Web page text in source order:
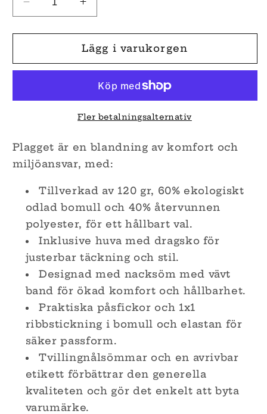
Minska
kvantitet
för
Eco
tröja
|
Econscious
EC1085
Öka
kvantitet
för
Unisex
Eco
långärmad
tröja
med
|
Econscious
EC1085
Lägg i varukorgen
Fler betalningsalternativ
Plagget är en blandning av komfort och
miljöansvar, med:
Tillverkad av 120 gr, 60% ekologiskt
odlad bomull och 40% återvunnen
polyester, för ett hållbart val.
Inklusive huva med dragsko för
justerbar täckning och stil.
Designad med nacksöm med vävt
band för ökad komfort och hållbarhet.
Praktiska påsfickor och 1x1
ribbstickning i bomull och elastan för
säker passform.
Tvillingnålsömmar och en avrivbar
etikett förbättrar den generella
kvaliteten och gör det enkelt att byta
varumärke.